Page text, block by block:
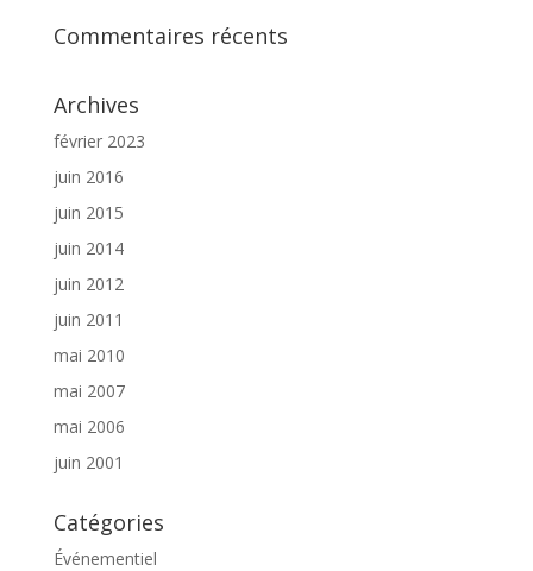
Commentaires récents
Archives
février 2023
juin 2016
juin 2015
juin 2014
juin 2012
juin 2011
mai 2010
mai 2007
mai 2006
juin 2001
Catégories
Événementiel